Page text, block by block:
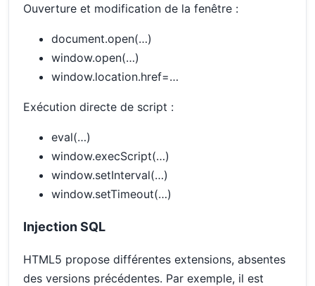
Ouverture et modification de la fenêtre :
document.open(…)
window.open(…)
window.location.href=…
Exécution directe de script :
eval(…)
window.execScript(…)
window.setInterval(…)
window.setTimeout(…)
Injection SQL
HTML5 propose différentes extensions, absentes
des versions précédentes. Par exemple, il est